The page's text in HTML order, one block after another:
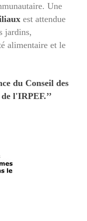
Une
est attendue
jardins,
alimentaire et le
du Conseil des
l'IRPEF.’’